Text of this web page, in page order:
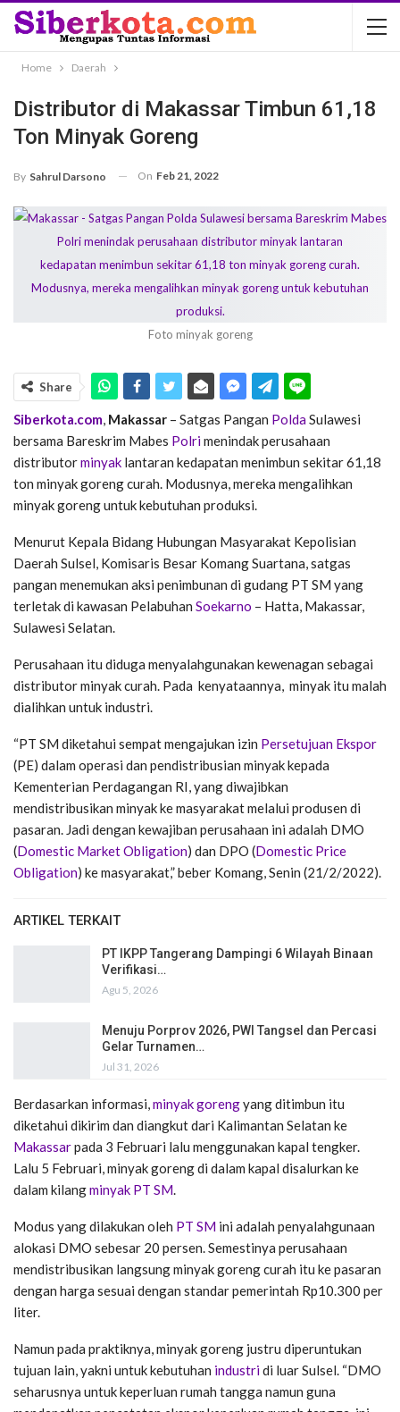
Home Daerah
Distributor di Makassar Timbun 61,18
Ton Minyak Goreng
By Sahrul Darsono On Feb 21, 2022
Foto minyak goreng
Share
Siberkota.com, Makassar – Satgas Pangan PoldaSulawesi
bersama Bareskrim Mabes Polrimenindak perusahaan
distributorminyak lantaran kedapatan menimbun sekitar 61,18
ton minyak goreng curah. Modusnya, mereka mengalihkan
minyak goreng untuk kebutuhan produksi.
Menurut Kepala Bidang Hubungan Masyarakat Kepolisian
Daerah Sulsel, Komisaris Besar Komang Suartana, satgas
pangan menemukan aksi penimbunan di gudang PT SM yang
terletak di kawasan Pelabuhan Soekarno – Hatta, Makassar,
Sulawesi Selatan.
Perusahaan itu diduga menyalahgunakan kewenagan sebagai
distributor minyak curah. Pada kenyataannya, minyak itu malah
dialihkan untuk industri.
“PT SM diketahui sempat mengajukan izin Persetujuan Ekspor
(PE) dalam operasi dan pendistribusian minyak kepada
Kementerian Perdagangan RI, yang diwajibkan
mendistribusikan minyak ke masyarakat melalui produsen di
pasaran. Jadi dengan kewajiban perusahaan ini adalah DMO
(Domestic Market Obligation) dan DPO (Domestic Price
Obligation) ke masyarakat,” beber Komang, Senin (21/2/2022).
ARTIKEL TERKAIT
PT IKPP Tangerang Dampingi 6 Wilayah Binaan
Verifikasi…
Agu 5, 2026
Menuju Porprov 2026, PWI Tangsel dan Percasi
Gelar Turnamen…
Jul 31, 2026
Berdasarkan informasi,minyak gorengyang ditimbun itu
diketahui dikirim dan diangkut dari Kalimantan Selatan ke
Makassarpada 3 Februari lalu menggunakan kapal tengker.
Lalu 5 Februari, minyak goreng di dalam kapal disalurkan ke
dalam kilangminyak PT SM.
Modus yang dilakukan oleh PT SM ini adalah penyalahgunaan
alokasi DMO sebesar 20 persen. Semestinya perusahaan
mendistribusikan langsung minyak goreng curah itu ke pasaran
dengan harga sesuai dengan standar pemerintah Rp10.300 per
liter.
Namun pada praktiknya, minyak goreng justru diperuntukan
tujuan lain, yakni untuk kebutuhan industridi luar Sulsel. “DMO
seharusnya untuk keperluan rumah tangga namun guna